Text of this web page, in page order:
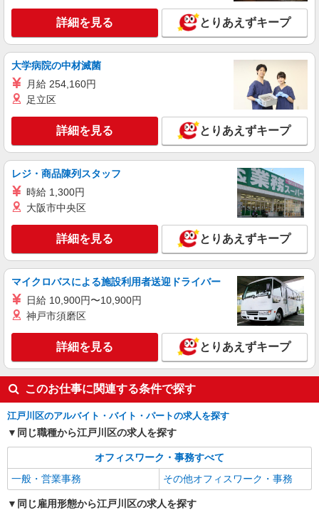
医療事務
時給1400円〜1450円 ※資格・経験による
東京都江戸川区東小岩
キープ 詳細を見る
詳細を見る とりあえずキープ
大学病院の中材滅菌
月給 254,160円
足立区
詳細を見る とりあえずキープ
レジ・商品陳列スタッフ
時給 1,300円
大阪市中央区
詳細を見る とりあえずキープ
マイクロバスによる施設利用者送迎ドライバー
日給 10,900円〜10,900円
神戸市須磨区
詳細を見る とりあえずキープ
このお仕事に関連する条件で探す
江戸川区のアルバイト・バイト・パートの求人を探す
同じ職種から江戸川区の求人を探す
オフィスワーク・事務すべて
一般・営業事務
その他オフィスワーク・事務
同じ雇用形態から江戸川区の求人を探す